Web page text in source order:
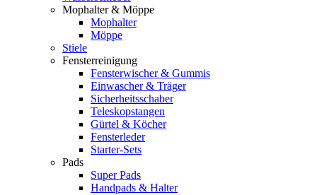
Mophalter & Möppe
Mophalter
Möppe
Stiele
Fensterreinigung
Fensterwischer & Gummis
Einwascher & Träger
Sicherheitsschaber
Teleskopstangen
Gürtel & Köcher
Fensterleder
Starter-Sets
Pads
Super Pads
Handpads & Halter